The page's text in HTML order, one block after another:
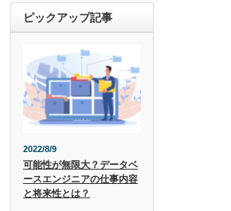
ピックアップ記事
2022/8/9
可能性が無限大？データベ
ースエンジニアの仕事内容
と将来性とは？